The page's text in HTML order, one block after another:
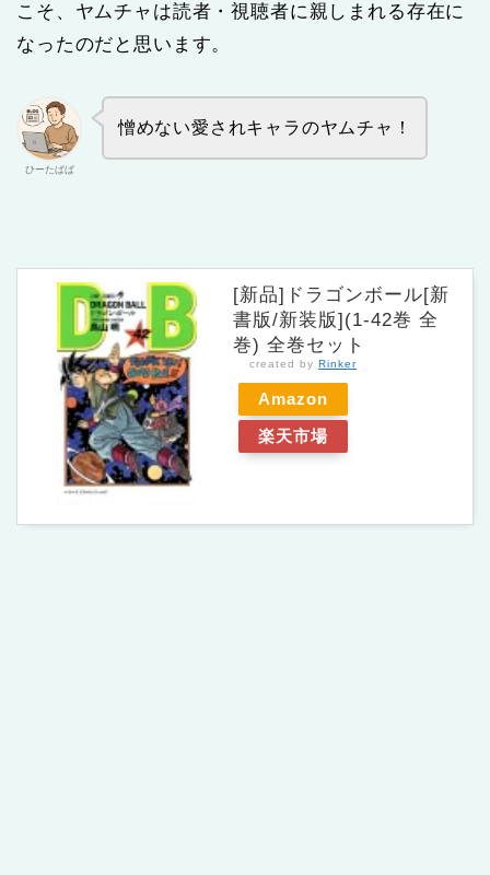
こそ、ヤムチャは読者・視聴者に親しまれる存在に
なったのだと思います。
ひーたぱぱ
憎めない愛されキャラのヤムチャ！
[新品]ドラゴンボール[新
書版/新装版](1-42巻 全
巻) 全巻セット
created by Rinker
Amazon
楽天市場